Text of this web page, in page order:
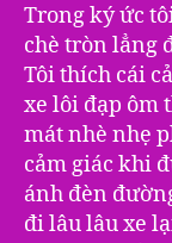
Trong ký ức
chè tròn lẳng
Tôi thích cái
xe lôi đạp ôm
mát nhè nhẹ
cảm giác khi
ánh đèn
đi lâu lâu xe